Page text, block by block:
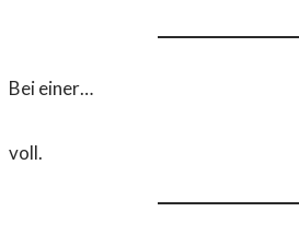
Bei einer…
voll.